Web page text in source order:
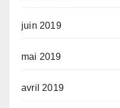
juin 2019
mai 2019
avril 2019